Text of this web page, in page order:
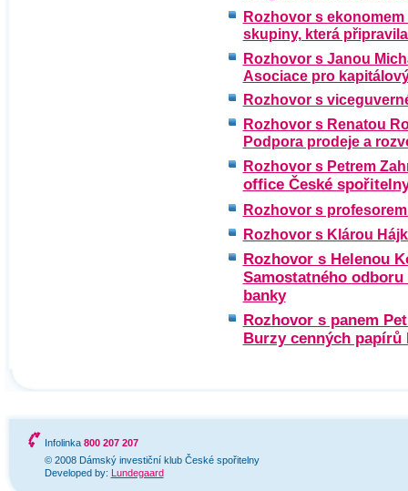
Rozhovor s
skupiny, která
Rozhovor s Janou
Asociace pro
Rozhovor s
Rozhovor s Renatou
Podpora prodeje a
Rozhovor s Petrem
office České
Rozhovor s
Rozhovor s Klárou
Rozhovor s Helenou
Samostatného
banky
Rozhovor s panem
Burzy cenných papírů
Infolinka 800 207 207
© 2008 Dámský investiční klub České spořitelny
Developed by: Lundegaard